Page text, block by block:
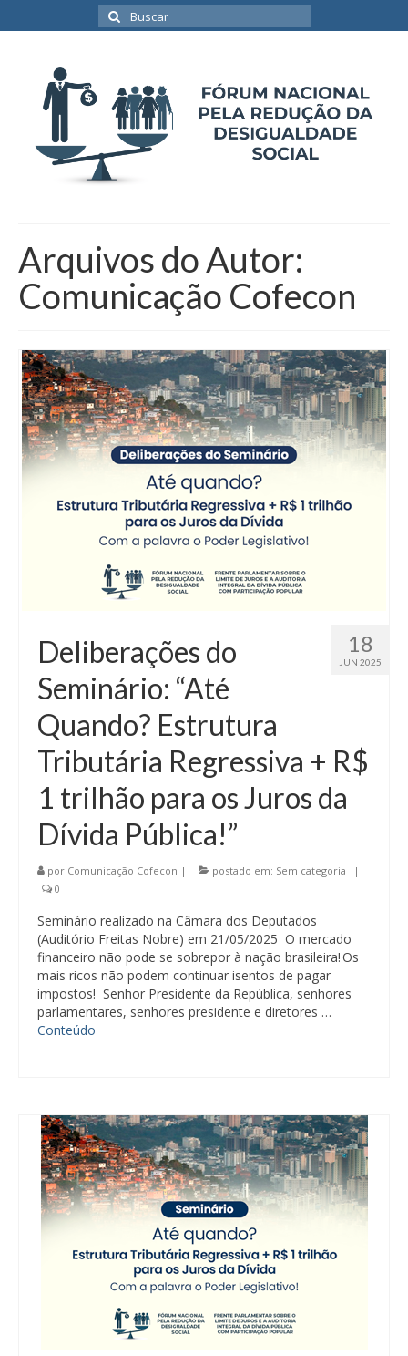
Buscar
por:
Arquivos do Autor:
Comunicação Cofecon
18
JUN 2025
Deliberações do
Seminário: “Até
Quando? Estrutura
Tributária Regressiva + R$
1 trilhão para os Juros da
Dívida Pública!”
por Comunicação Cofecon | postado em: Sem categoria
|
0
Seminário realizado na Câmara dos Deputados
(Auditório Freitas Nobre) em 21/05/2025 O mercado
financeiro não pode se sobrepor à nação brasileira! Os
mais ricos não podem continuar isentos de pagar
impostos! Senhor Presidente da República, senhores
parlamentares, senhores presidente e diretores …
Conteúdo